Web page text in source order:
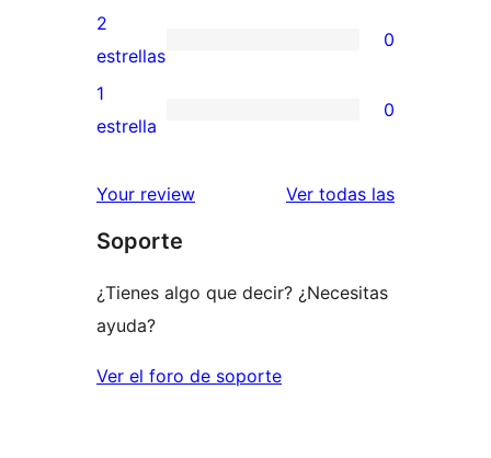
4
estrellas
valoraciones
de
3
estrellas
0
valoraciones
de
estrellas
2
estrellas
0
0
de
estrellas
1
estrella
0
Your review Ver todas las
Soporte
¿Tienes algo que decir? ¿Necesitas
ayuda?
Ver el foro de soporte